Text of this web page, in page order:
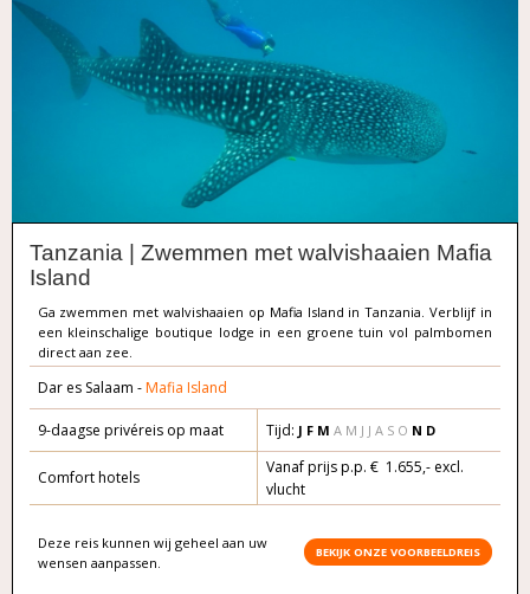
Tanzania | Zwemmen met walvishaaien Mafia
Island
Ga zwemmen met walvishaaien op Mafia Island in Tanzania. Verblijf in
een kleinschalige boutique lodge in een groene tuin vol palmbomen
direct aan zee.
Dar es Salaam -Mafia Island
9-daagse privéreis op maat Tijd: J F M A M J J A S O N D
Comfort hotels
Vanaf prijs p.p. € 1.655,- excl.
vlucht
Deze reis kunnen wij geheel aan uw
wensen aanpassen.
BEKIJK ONZE VOORBEELDREIS